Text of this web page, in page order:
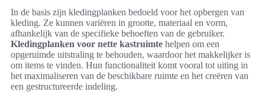
In de basis zijn kledingplanken bedoeld voor het opbergen van
kleding. Ze kunnen variëren in grootte, materiaal en vorm,
afhankelijk van de specifieke behoeften van de gebruiker.
Kledingplanken voor nette kastruimte helpen om een
opgeruimde uitstraling te behouden, waardoor het makkelijker is
om items te vinden. Hun functionaliteit komt vooral tot uiting in
het maximaliseren van de beschikbare ruimte en het creëren van
een gestructureerde indeling.